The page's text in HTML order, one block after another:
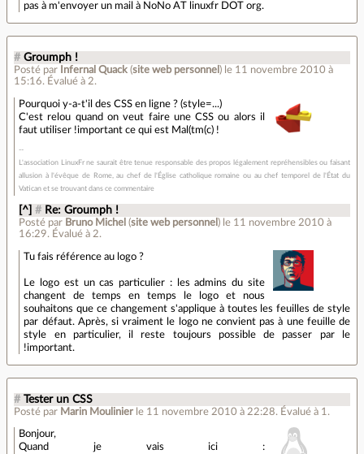
pas à m'envoyer un mail à NoNo AT linuxfr DOT org.
# Groumph !
Posté par Infernal Quack (site web personnel ) le 11 novembre 2010 à
15:16. Évalué à 2.
Pourquoi y-a-t'il des CSS en ligne ? (style=...)
C'est relou quand on veut faire une CSS ou alors il
faut utiliser !important ce qui est Mal(tm(c) !
L'association LinuxFr ne saurait être tenue responsable des propos légalement repréhensibles ou faisant
allusion à l'évêque de Rome, au chef de l'Église catholique romaine ou au chef temporel de l'État du
Vatican et se trouvant dans ce commentaire
[^] # Re: Groumph !
Posté par Bruno Michel (site web personnel ) le 11 novembre 2010 à
16:29. Évalué à 2.
Tu fais référence au logo ?
Le logo est un cas particulier : les admins du site
changent de temps en temps le logo et nous
souhaitons que ce changement s'applique à toutes les feuilles de style
par défaut. Après, si vraiment le logo ne convient pas à une feuille de
style en particulier, il reste toujours possible de passer par le
!important.
# Tester un CSS
Posté par Marin Moulinier le 11 novembre 2010 à 22:28. Évalué à 1 .
Bonjour,
Quand je vais ici :